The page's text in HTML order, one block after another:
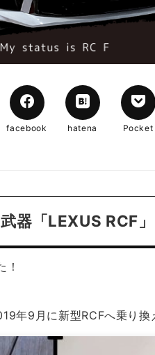
facebook hatena Pocket
器「LEXUS RCF
！
年9月に新型RCFへ乗り換